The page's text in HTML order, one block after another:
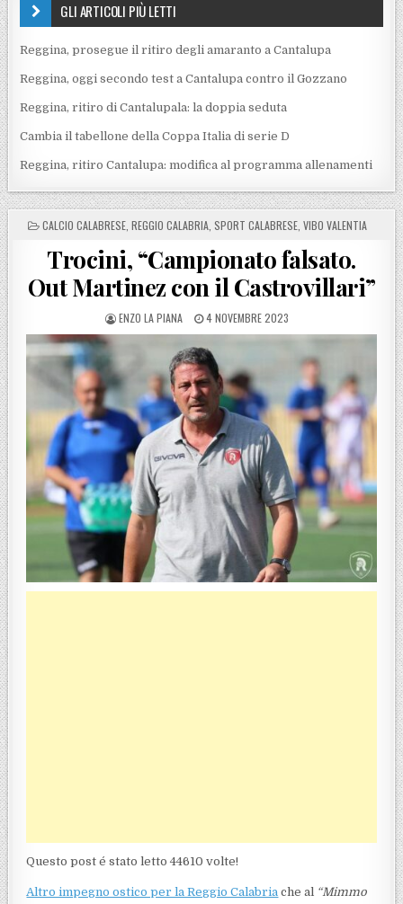
GLI ARTICOLI PIÙ LETTI
Reggina, prosegue il ritiro degli amaranto a Cantalupa
Reggina, oggi secondo test a Cantalupa contro il Gozzano
Reggina, ritiro di Cantalupala: la doppia seduta
Cambia il tabellone della Coppa Italia di serie D
Reggina, ritiro Cantalupa: modifica al programma allenamenti
POSTED IN
CALCIO CALABRESE, REGGIO CALABRIA, SPORT CALABRESE, VIBO VALENTIA
Trocini, “Campionato falsato.
Out Martinez con il Castrovillari”
POSTED BY
ENZO LA PIANA POSTED ON
4 NOVEMBRE 2023
Questo post é stato letto 44610 volte!
Altro impegno ostico per la Reggio Calabria che al “Mimmo